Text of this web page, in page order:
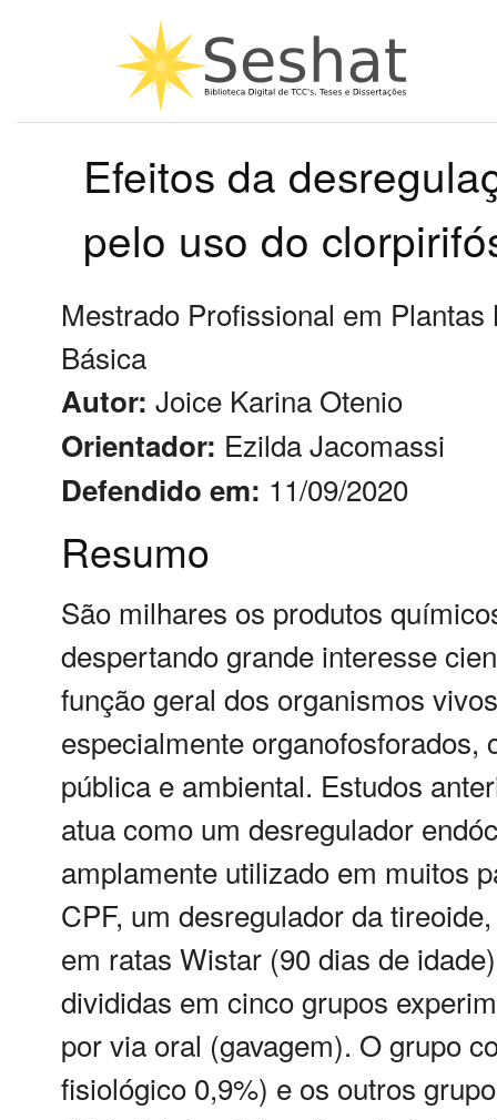
Efeitos da
pelo uso do
Mestrado Profissional em
Básica
Autor: Joice Karina Otenio
Orientador: Ezilda Jacomassi
Defendido em: 11/09/2020
Resumo
São milhares os produtos
despertando grande interesse
função geral dos organismos
especialmente
pública e ambiental. Estudos
atua como um desregulador
amplamente utilizado em muitos
CPF, um desregulador da
em ratas Wistar (90 dias de
divididas em cinco grupos
por via oral (gavagem). O grupo
fisiológico 0,9%) e os outros